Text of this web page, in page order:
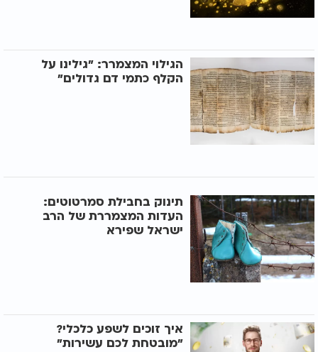
הגילוי המצמרר: "גילינו על
הקלף כתמי דם גדולים"
תינוק בחבילת סמרטוטים:
העדות המצמררת של הרב
ישראל שפירא
איך זוכים לשפע כלכלי?
"מובטחת לכם עשירות"